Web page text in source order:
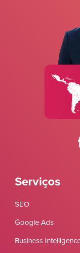
Serviços
SEO
Google Ads
Business